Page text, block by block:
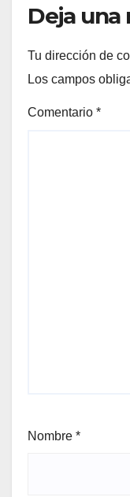
Deja una
Tu dirección de
Los campos
Comentario *
Nombre *